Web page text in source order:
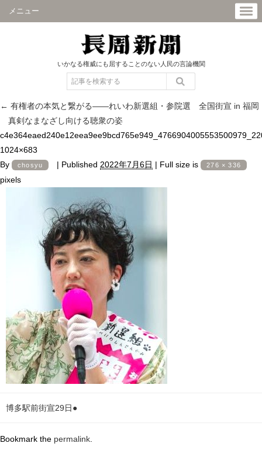
メニュー
いかなる権威にも屈することのない人民の言論機関
← 有権者の本気と繋がる――れいわ新選組・参院選 全国街宣 in 福岡
真剣なまなざし向ける聴衆の姿
1024×683
By
chosyu | Published 2022年7月6日 | Full size is 276 × 336
pixels
博多駅前街宣29日●
Bookmark the permalink